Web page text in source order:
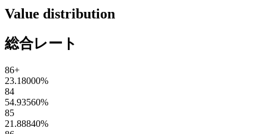
Value distribution
総合レート
86+
23.18000%
84
54.93560%
85
21.88840%